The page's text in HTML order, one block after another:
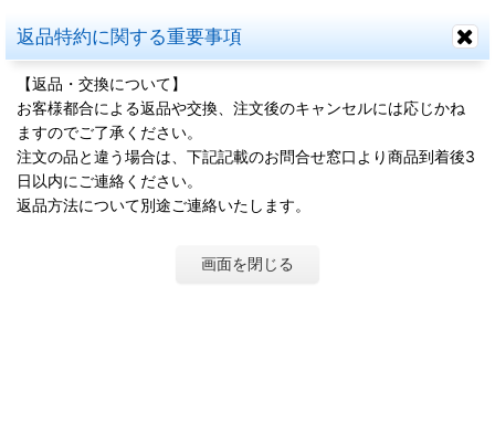
返品特約に関する重要事項
【返品・交換について】
お客様都合による返品や交換、注文後のキャンセルには応じかね
ますのでご了承ください。
注文の品と違う場合は、下記記載のお問合せ窓口より商品到着後3
日以内にご連絡ください。
返品方法について別途ご連絡いたします。
画面を閉じる